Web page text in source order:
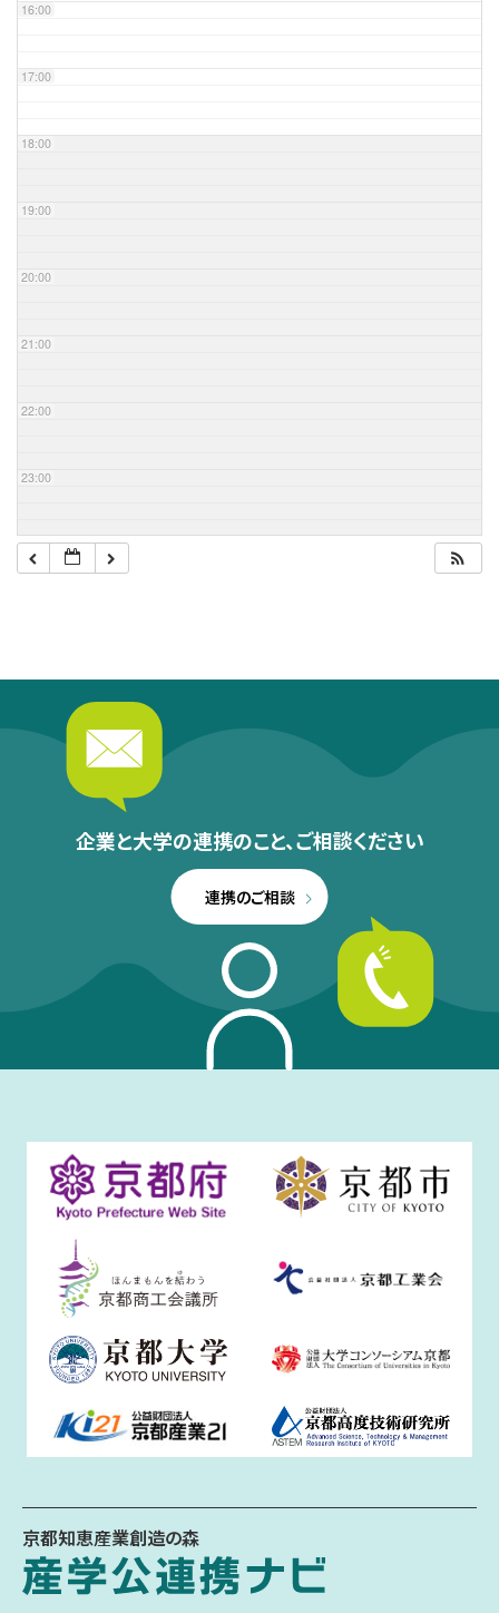
16:00
17:00
18:00
19:00
20:00
21:00
22:00
23:00
企業と大学の連携のこと、ご相談ください
連携のご相談
京都知恵産業創造の森